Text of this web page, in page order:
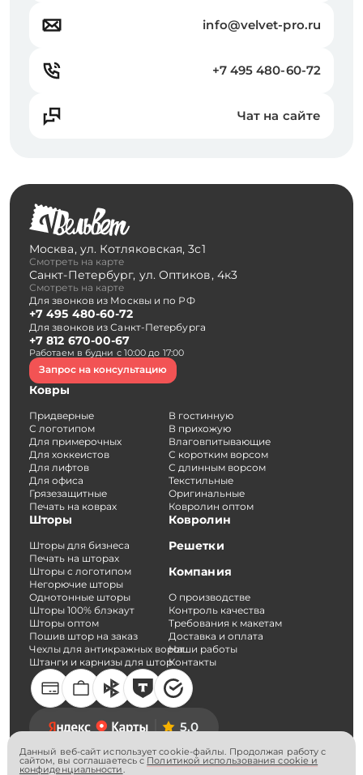
info@velvet-pro.ru
+7 495 480-60-72
Чат на сайте
Москва, ул. Котляковская, 3с1
Смотреть на карте
Санкт-Петербург, ул. Оптиков, 4к3
Смотреть на карте
Для звонков из Москвы и по РФ
+7 495 480-60-72
Для звонков из Санкт-Петербурга
+7 812 670-00-67
Работаем в будни с 10:00 до 17:00
Запрос на консультацию
Ковры
Придверные
С логотипом
Для примерочных
Для хоккеистов
Для лифтов
Для офиса
Грязезащитные
Печать на коврах
В гостинную
В прихожую
Влаговпитывающие
С коротким ворсом
С длинным ворсом
Текстильные
Оригинальные
Ковролин оптом
Шторы
Шторы для бизнеса
Печать на шторах
Шторы с логотипом
Негорючие шторы
Однотонные шторы
Шторы 100% блэкаут
Шторы оптом
Пошив штор на заказ
Чехлы для антикражных ворот
Штанги и карнизы для штор
Ковролин
Решетки
Компания
О производстве
Контроль качества
Требования к макетам
Доставка и оплата
Наши работы
Контакты
5.0
Данный веб-сайт использует cookie-файлы. Продолжая работу с
сайтом, вы соглашаетесь с Политикой использования cookie и
конфиденциальности.